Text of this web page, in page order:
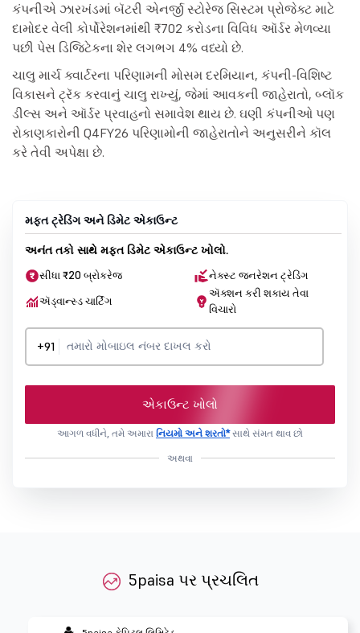
કંપનીએ ઝારખંડમાં બૅટરી એનર્જી સ્ટોરેજ સિસ્ટમ પ્રોજેક્ટ માટે
દામોદર વેલી કોર્પોરેશનમાંથી ₹702 કરોડના વિવિધ ઑર્ડર મેળવ્યા
પછી પેસ ડિજિટેકના શેર લગભગ 4% વધ્યો છે.
ચાલુ માર્ચ ક્વાર્ટરના પરિણામની મોસમ દરમિયાન, કંપની-વિશિષ્ટ
વિકાસને ટ્રૅક કરવાનું ચાલુ રાખ્યું, જેમાં આવકની જાહેરાતો, બ્લૉક
ડીલ્સ અને ઑર્ડર પ્રવાહનો સમાવેશ થાય છે. ઘણી કંપનીઓ પણ
રોકાણકારોની Q4FY26 પરિણામોની જાહેરાતોને અનુસરીને કૉલ
કરે તેવી અપેક્ષા છે.
મફત ટ્રેડિંગ અને ડિમેટ એકાઉન્ટ
અનંત તકો સાથે મફત ડિમેટ એકાઉન્ટ ખોલો.
સીધા ₹20 બ્રોકરેજ
નેક્સ્ટ જનરેશન ટ્રેડિંગ
ઍડ્વાન્સ્ડ ચાર્ટિંગ
ઍક્શન કરી શકાય તેવા
વિચારો
+91
એકાઉન્ટ ખોલો
આગળ વધીને, તમે અમારા નિયમો અને શરતો*સાથે સંમત થાવ છો
અથવા
5paisa પર પ્રચલિત